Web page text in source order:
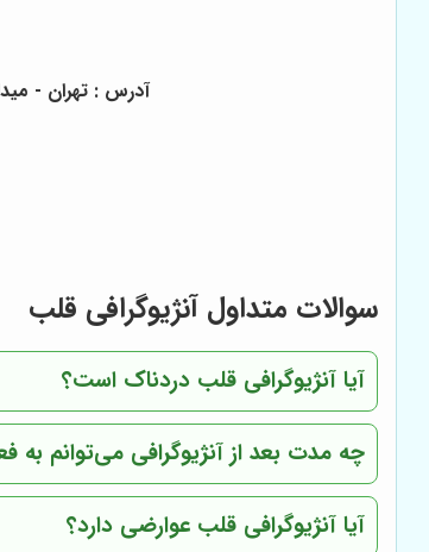
آدرس : تهران -
سوالات متداول آنژیوگرافی قلب
آیا آنژیوگرافی قلب دردناک است؟
چه مدت بعد از آنژیوگرافی می‌توانم به
آیا آنژیوگرافی قلب عوارضی دارد؟